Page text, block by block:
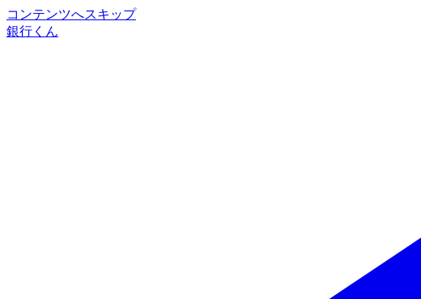
コンテンツへスキップ
銀行くん